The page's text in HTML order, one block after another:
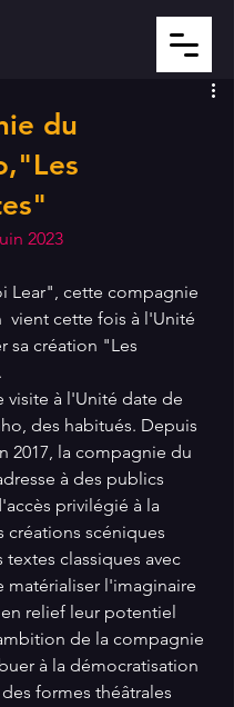
du
2023
Lear", cette compagnie
vient cette fois à l'Unité
sa création "Les
visite à l'Unité date de
des habitués. Depuis
2017, la compagnie du
à des publics
privilégié à la
créations scéniques
textes classiques avec
matérialiser l'imaginaire
relief leur potentiel
de la compagnie
à la démocratisation
formes théâtrales